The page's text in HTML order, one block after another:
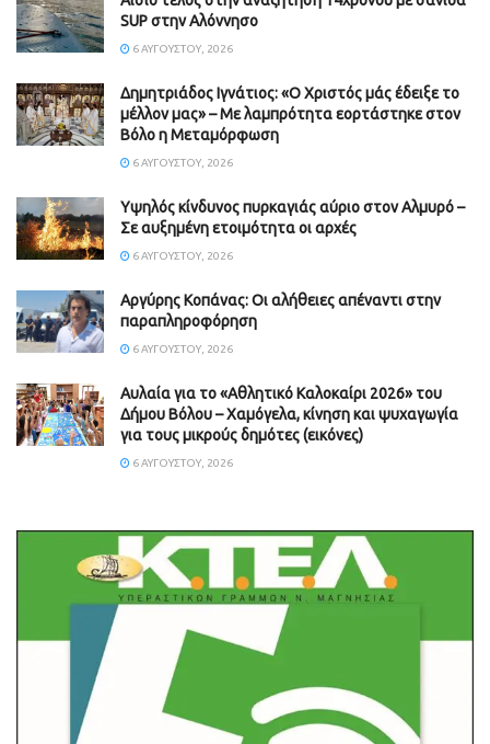
SUP στην Αλόννησο
6 ΑΥΓΟΎΣΤΟΥ, 2026
Δημητριάδος Ιγνάτιος: «Ο Χριστός μάς έδειξε το
μέλλον μας» – Με λαμπρότητα εορτάστηκε στον
Βόλο η Μεταμόρφωση
6 ΑΥΓΟΎΣΤΟΥ, 2026
Υψηλός κίνδυνος πυρκαγιάς αύριο στον Αλμυρό –
Σε αυξημένη ετοιμότητα οι αρχές
6 ΑΥΓΟΎΣΤΟΥ, 2026
Aργύρης Κοπάνας: Οι αλήθειες απέναντι στην
παραπληροφόρηση
6 ΑΥΓΟΎΣΤΟΥ, 2026
Αυλαία για το «Αθλητικό Καλοκαίρι 2026» του
Δήμου Βόλου – Χαμόγελα, κίνηση και ψυχαγωγία
για τους μικρούς δημότες (εικόνες)
6 ΑΥΓΟΎΣΤΟΥ, 2026